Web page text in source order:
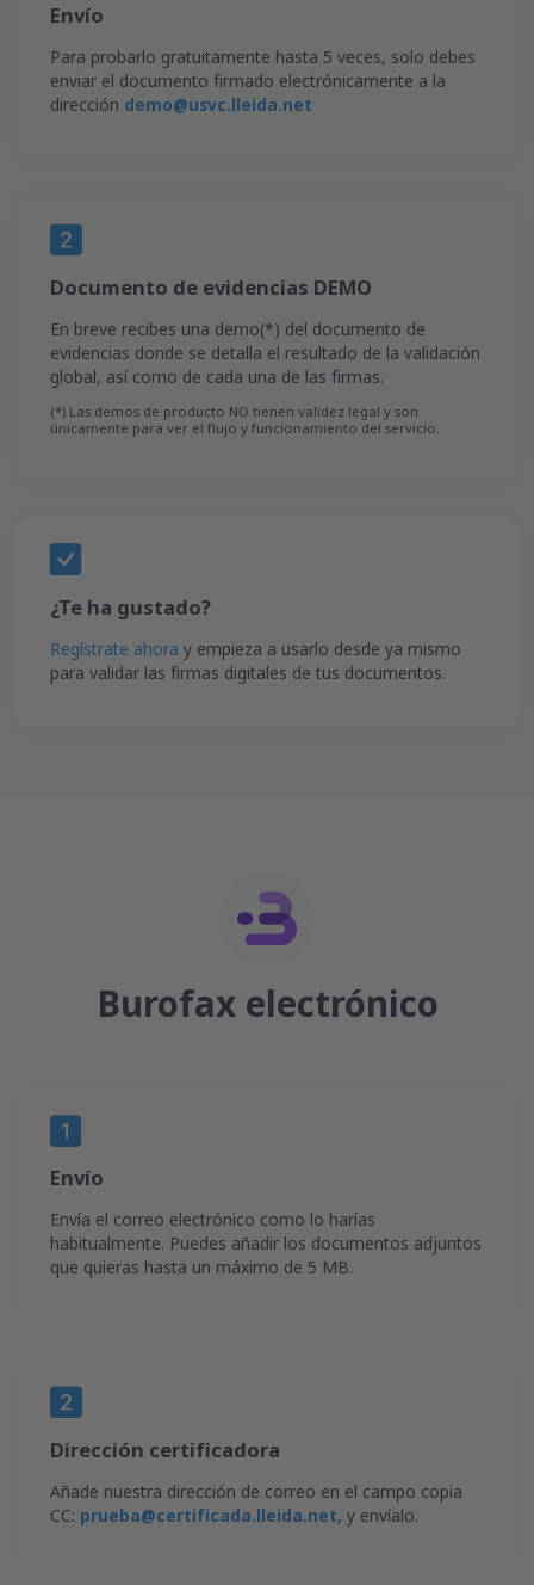
Envío
Para probarlo gratuitamente hasta 5 veces, solo debes
enviar el documento firmado electrónicamente a la
dirección demo@usvc.lleida.net
Documento de evidencias DEMO
En breve recibes una demo(*) del documento de
evidencias donde se detalla el resultado de la validación
global, así como de cada una de las firmas.
(*) Las demos de producto NO tienen validez legal y son
únicamente para ver el flujo y funcionamiento del servicio.
¿Te ha gustado?
Regístrate ahora y empieza a usarlo desde ya mismo
para validar las firmas digitales de tus documentos.
Burofax electrónico
Envío
Envía el correo electrónico como lo harías
habitualmente. Puedes añadir los documentos adjuntos
que quieras hasta un máximo de 5 MB.
Dirección certificadora
Añade nuestra dirección de correo en el campo copia
CC: prueba@certificada.lleida.net, y envíalo.